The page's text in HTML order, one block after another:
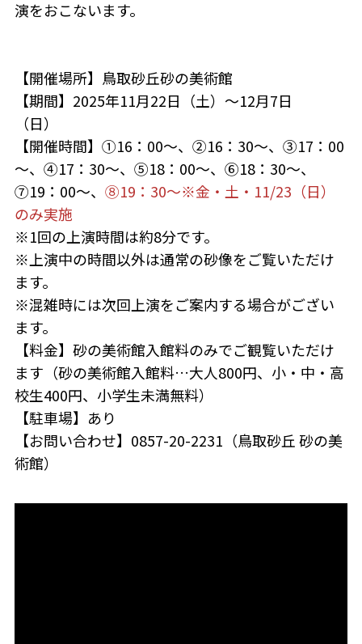
演をおこないます。
【開催場所】鳥取砂丘砂の美術館
【期間】2025年11月22日（土）～12月7日
（日）
【開催時間】①16：00～、②16：30～、③17：00
～、④17：30～、⑤18：00～、⑥18：30～、
⑦19：00～、 ⑧19：30～※金・土・11/23（日）
のみ実施
※1回の上演時間は約8分です。
※上演中の時間以外は通常の砂像をご覧いただけ
ます。
※混雑時には次回上演をご案内する場合がござい
ます。
【料金】砂の美術館入館料のみでご観覧いただけ
ます（砂の美術館入館料…大人800円、小・中・高
校生400円、小学生未満無料）
【駐車場】あり
【お問い合わせ】0857-20-2231（鳥取砂丘 砂の美
術館）